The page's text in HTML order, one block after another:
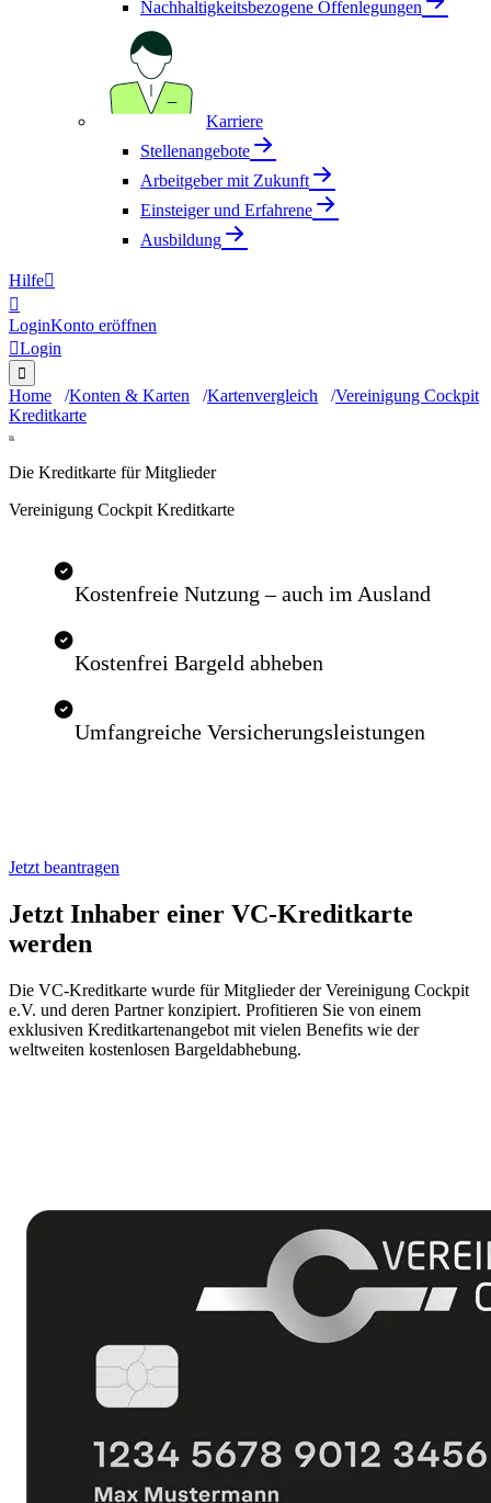
Nachhaltigkeitsbezogene Offenlegungen
Karriere
Stellenangebote
Arbeitgeber mit Zukunft
Einsteiger und Erfahrene
Ausbildung
Hilfe

LoginKonto eröffnen
Login

Home Konten & Karten Kartenvergleich
Vereinigung Cockpit
Kreditkarte
Die Kreditkarte für Mitglieder
Vereinigung Cockpit Kreditkarte
Kostenfreie Nutzung – auch im Ausland
Kostenfrei Bargeld abheben
Umfangreiche Versicherungsleistungen
Jetzt beantragen
Jetzt Inhaber einer VC-Kreditkarte
werden
Die VC-Kreditkarte wurde für Mitglieder der Vereinigung Cockpit
e.V. und deren Partner konzipiert. Profitieren Sie von einem
exklusiven Kreditkartenangebot mit vielen Benefits wie der
weltweiten kostenlosen Bargeldabhebung.